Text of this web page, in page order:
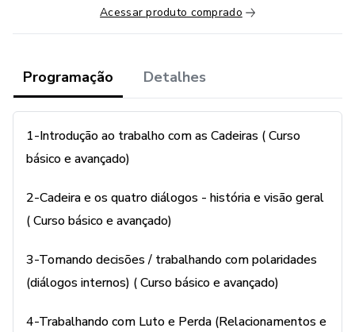
Acessar produto comprado
Programação Detalhes
1-Introdução ao trabalho com as Cadeiras ( Curso
básico e avançado)
2-Cadeira e os quatro diálogos - história e visão geral
( Curso básico e avançado)
3-Tomando decisões / trabalhando com polaridades
(diálogos internos) ( Curso básico e avançado)
4-Trabalhando com Luto e Perda (Relacionamentos e